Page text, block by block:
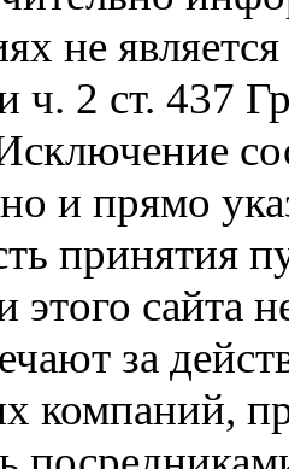
не
2 ст. 437
и прямо
принятия
этого сайта
за
компаний,